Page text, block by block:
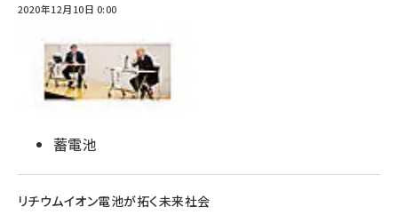
2020年12月10日 0:00
蓄電池
リチウムイオン電池が拓く未来社会